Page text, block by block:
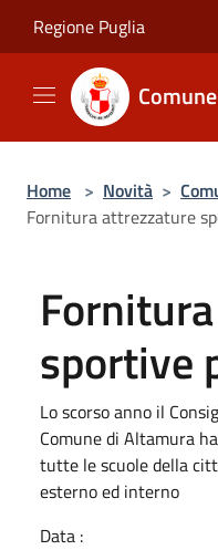
Regione Puglia
Home > Novità >
Fornitura attrezzature
sportive
Lo scorso anno il
Comune di Altamura
tutte le scuole della
esterno ed interno
Data :